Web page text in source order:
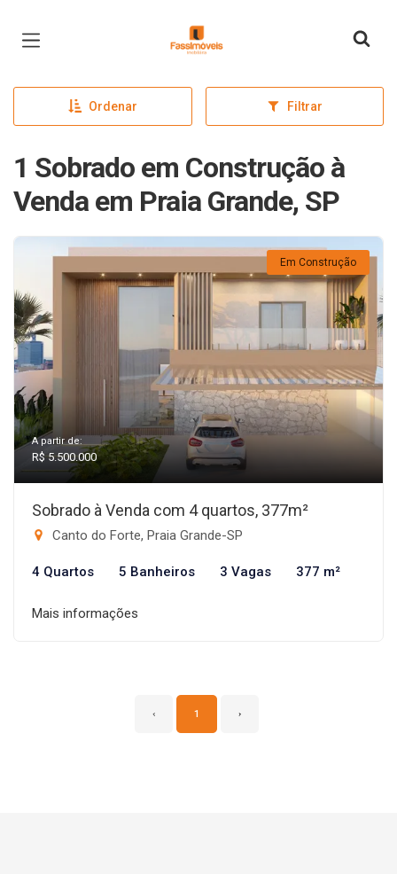
Página inicial
Ordenar Filtrar
1 Sobrado em Construção à
Venda em Praia Grande, SP
Em Construção
A partir de:
R$ 5.500.000
Sobrado à Venda com 4 quartos, 377m²
Canto do Forte, Praia Grande-SP
4 Quartos 5 Banheiros 3 Vagas 377 m²
Mais informações
‹ 1 ›